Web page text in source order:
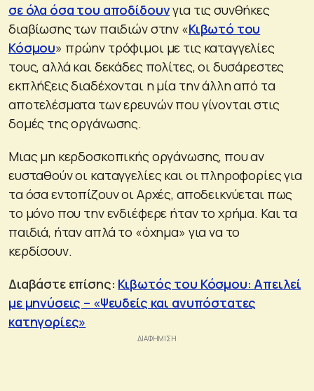
σε όλα όσα του αποδίδουνγια τις συνθήκες
διαβίωσης των παιδιών στην «Κιβωτό του
Κόσμου» πρώην τρόφιμοι με τις καταγγελίες
τους, αλλά και δεκάδες πολίτες, οι δυσάρεστες
εκπλήξεις διαδέχονται η μία την άλλη από τα
αποτελέσματα των ερευνών που γίνονται στις
δομές της οργάνωσης.
Μιας μη κερδοσκοπικής οργάνωσης, που αν
ευσταθούν οι καταγγελίες και οι πληροφορίες για
τα όσα εντοπίζουν οι Αρχές, αποδεικνύεται πως
το μόνο που την ενδιέφερε ήταν το χρήμα. Και τα
παιδιά, ήταν απλά το «όχημα» για να το
κερδίσουν.
Διαβάστε επίσης: Κιβωτός του Κόσμου: Απειλεί
με μηνύσεις – «Ψευδείς και ανυπόστατες
κατηγορίες»